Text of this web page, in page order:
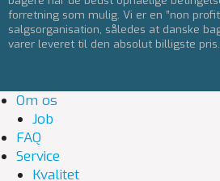
forretning som mulig. Vi er en ”non
salgsorganisation, således at danske
varer leveret til den absolut billigste pris.
Om os
Job
FAQ
Service
Kvalitet